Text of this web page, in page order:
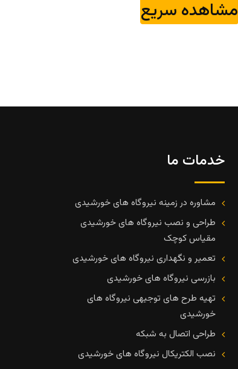
مشاهده سریع
خدمات ما
مشاوره در زمینه نیروگاه های خورشیدی
طراحی و نصب نیروگاه های خورشیدی
مقیاس کوچک
تعمیر و نگهداری نیروگاه های خورشیدی
بازرسی نیروگاه های خورشیدی
تهیه طرح های توجیهی نیروگاه های
خورشیدی
طراحی اتصال به شبکه
نصب الکتریکال نیروگاه های خورشیدی